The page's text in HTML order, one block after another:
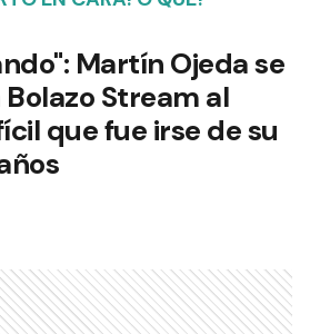
Martín Ojeda se
Stream al
que fue irse de su